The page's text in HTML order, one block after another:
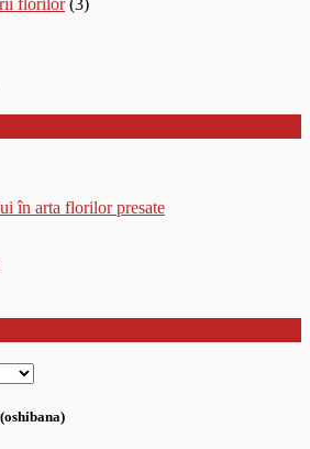
florilor(3)
în arta florilor presate